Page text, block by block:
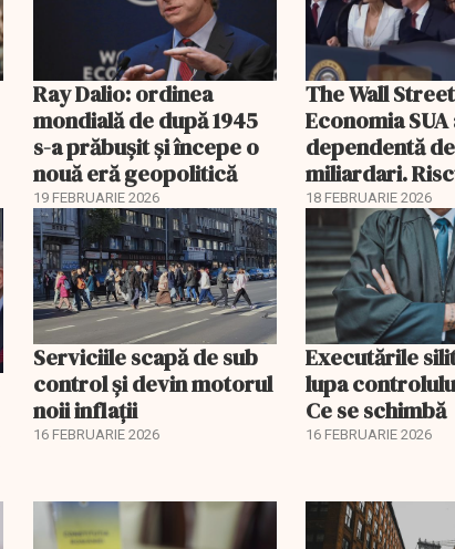
Ray Dalio: ordinea
mondială de după 1945
s-a prăbușit și începe o
nouă eră geopolitică
19 FEBRUARIE 2026
The Wall
Economia
dependentă de
miliardari.
pentru burse
18 FEBRUARIE 2026
Serviciile scapă de sub
control și devin motorul
noii inflații
16 FEBRUARIE 2026
Executările
lupa
Ce se schimbă
16 FEBRUARIE 2026